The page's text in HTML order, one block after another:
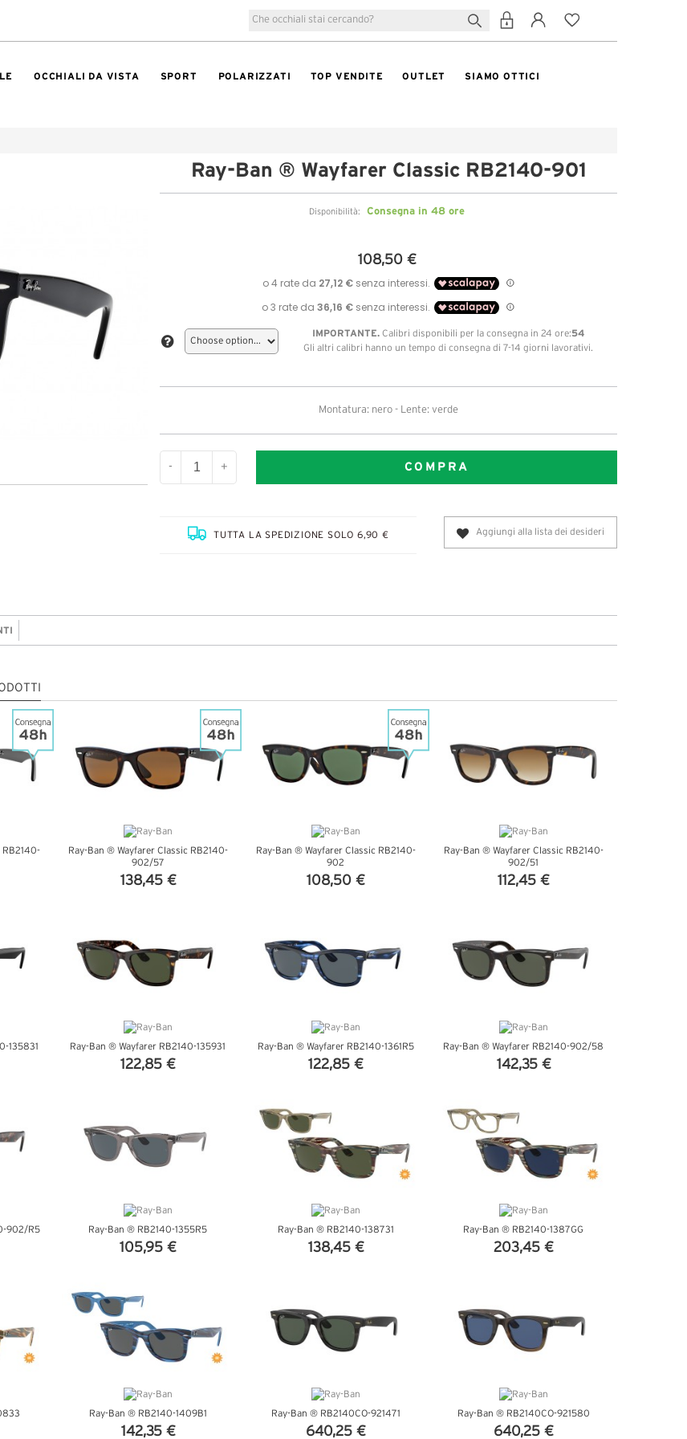
OCCHIALI DA VISTA SPORT POLARIZZATI TOP VENDITE OUTLET SIAMO OTTICI
Ray-Ban ® Wayfarer Classic RB2140-901
Disponibilità: Consegna in 48 ore
108,50 €
IMPORTANTE.Calibri disponibili per la consegna in 24 ore:54
Gli altri calibri hanno un tempo di consegna di 7-14 giorni lavorativi.
Montatura: nero - Lente: verde
- + COMPRA
TUTTA LA SPEDIZIONE SOLO 6,90 € Aggiungi alla lista dei desideri
RB2140-
Ray-Ban ® Wayfarer Classic RB2140-
902/57
138,45 €
Ray-Ban ® Wayfarer Classic RB2140-
902
108,50 €
Ray-Ban ® Wayfarer Classic RB2140-
902/51
112,45 €
135831 Ray-Ban ® Wayfarer RB2140-135931
122,85 €
Ray-Ban ® Wayfarer RB2140-1361R5
122,85 €
Ray-Ban ® Wayfarer RB2140-902/58
142,35 €
902/R5 Ray-Ban ® RB2140-1355R5
105,95 €
Ray-Ban ® RB2140-138731
138,45 €
Ray-Ban ® RB2140-1387GG
203,45 €
Ray-Ban ® RB2140-1409B1
142,35 €
Ray-Ban ® RB2140CO-921471
640,25 €
Ray-Ban ® RB2140CO-921580
640,25 €